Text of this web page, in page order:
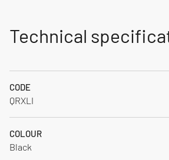
Technical
CODE
QRXLI
COLOUR
Black